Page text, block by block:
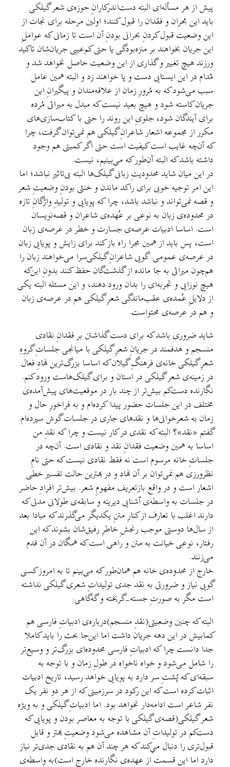
پیش از هر مسأله‌ای البته دست‌اندرکارانِ حوزه‌ی شعر گیلکی
باید این بُحران و فقدان را قبول کنند؛ اولین مرحله برای نجات از
این وضعیت قبول کردنِ بحرانی بودنِ آن است تا زمانی که عواملِ
این جریان بخواهند بر منزه‌بودگی یا حتی کم‌عیبی جریان‌شان تاکید
ورزند هیچ تغییر و گذاری از این وضعیت حاصل نخواهد شد و
مُدام در این ایستایی دست و پا خواهند زد و البته همین عامل
سبب می‌شود که به مُرورِ زمان از علاقه‌مندان و پیگیرانِ این
جریان کاسته شود و هیچ بعید نیست که مبدل به میراثی مُرده
برای آیندگان شود، جلویِ این روند را حتی با کتاب‌سازی‌های
مکرر از مجموعه اشعار شاعرانِ گیلکی هم نمی‌توان گرفت، چرا
که آن‌چه غایب است کیفیت است حتی اگر کمیتی هم وجود
داشته باشد که البته آن‌طور که می‌بینیم، نیست.
در این میان شاید محدودیتِ زبانی گیلک‌ها البته بی‌تاثیر نباشد؛ اما
این امر توجیه خوبی برای راکد ماندن و خنثی بودنِ وضعیتِ شعر
و قصه نمی‌تواند و نباشد باشد، چرا که پویایی و تولیدِ واژگانِ تازه
در محدوده‌ی زبان به نوعی بر عُهده‌ی شاعران و قصه‌نویسان
است. اساسا ادبیات عرصه‌ی جسارت و خطر در عرصه‌ی زبان
است، پس باید از همین مجرا راه باز کند برای زایش و پویایی زبان
در عرصه‌ی عمومی. گویی شاعرانِ گیلکی‌سرا می‌خواهند زبان را
هم‌چون میراثی به جا مانده از گذشت‌گان حفظ کنند بدونِ این‌که
هیچ نوزایی و تجربه‌ای را بدان ورود دهند، و این مسئله البته یکی
از دلایلِ عُمده‌ی عقب‌ماندگی شعرِ گیلکی هم در عرصه‌ی زبان
و هم در عرصه‌ی محتواست.
شاید ضروری باشد که برای دست گذاشتن بر فقدانِ نقادی
منسجم و هدفمند در جریانِ شعرِ گیلکی با میانجی جلساتِ گروهِ
شعرِ گیلکی خانه‌ی فرهنگِ گیلان که اساسا بزرگ‌ترین نهادِ فعال
در زمینه‌ی شعر گیلکی در استان و برای گیلک‌هاست ورود کنم.
نگارنده دست‌کم بیش‌تر از چند بار در موقعیت‌های پیش‌آمده‌ی
مختلف در این جلسات حضور پیدا کرده‌ام و به فراخورِ حال و
زمان به شعرخوانی‌ها و نقد‌های جاری در جلسات گوش سپرده‌ام.
گفتم «نقد»؟ البته که نقدی در کار نیست و چرا که نقدِ من
اساسا به همین وضعیت فقدانِ نقد و نقادی است. آن‌چه در
جلساتِ خانه مرسوم است نه فقط نقادی نیست که حتی نامِ
نظرورزی هم نمی‌توان بر آن نهاد و در بهترین حالت تفسیر خطی
اشعار است و در واقع بازتعریف مفهومِ شعر. بیش‌تر افرادِ حاضر
در جلسات به واسطه‌ی ٱشنایی دیرینه و سابقه‌ی طولانی مدتی که
دارند اغلب با تعارف از کنارِ متنِ یکدیگر می‌گذرند که مبادا بعد
از سال‌ها دوستی موجب رنجشِ خاطرِ رفیق‌شان بشوند که این
رفتار، نوعی خیانت به متن و راهی است که همگان در آن قدم
می‌زنند.
خارج از محدوده‌ی خانه هم همان‌طور که می‌بینم تا به امروز کسی
گویی نیاز و ضرورتی به نقد جدی تولیداتِ شعری گیلکی نداشته
است مگر به صورتِ جسته-گریخته و گه‌گاهی.
البته که چنین وضعیتی(نقدِ منسجم)درباره‌ی ادبیاتِ فارسی هم
کمابیش در این دهه جریان داشت اما این‌جا بحث را باید کاملا
جدا دانست چرا که ادبیاتِ فارسی محدوده‌ای بزرگ‌تر و وسیع‌تر
را شامل می‌شود و خواه ناخواه در طولِ زمان و با توجه به
سبقه‌ای که پُشتِ سر دارد به پویایی خواهد رسید، تاریخ ادبیات
اثبات کرده است که این رکود در سرزمینی که از هر دو نفر یک
نفر شاعر است ادامه‌دار نخواهد بود. اما ادبیاتِ گیلکی و به ویژه
شعر گیلکی(قصه‌ی گیلکی با توجه به معاصر بودن و پویایی که
دست‌کم در تولیداتِ آن مشاهده می‌شود وضعیتِ بهتر و قابل
قبول‌تری را دنبال مي‌کند که هر چند آن هم به نقادی جدی‌تر نیاز
دارد اما این قسمت از عهده‌ی نگارنده خارج است)به واسطه‌ی